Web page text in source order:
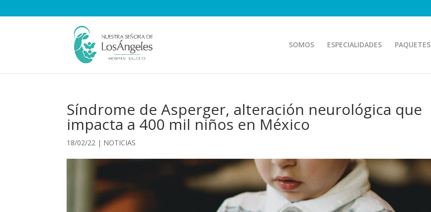
SOMOS ESPECIALIDADES PAQUETES
Síndrome de Asperger, alteración neurológica que
impacta a 400 mil niños en México
18/02/22 | NOTICIAS